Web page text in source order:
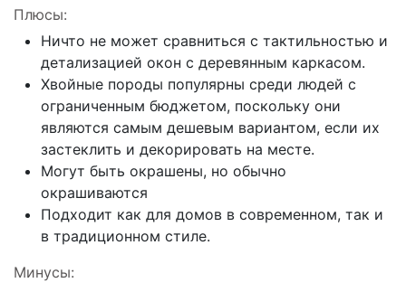
Плюсы:
Ничто не может сравниться с тактильностью и
детализацией окон с деревянным каркасом.
Хвойные породы популярны среди людей с
ограниченным бюджетом, поскольку они
являются самым дешевым вариантом, если их
застеклить и декорировать на месте.
Могут быть окрашены, но обычно
окрашиваются
Подходит как для домов в современном, так и
в традиционном стиле.
Минусы: